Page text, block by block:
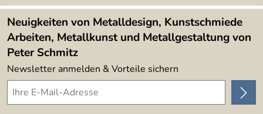
Lieferbedingungen
4,9/5
Neuigkeiten von Metalldesign, Kunstschmiede
Arbeiten, Metallkunst und Metallgestaltung von
Peter Schmitz
Newsletter anmelden & Vorteile sichern